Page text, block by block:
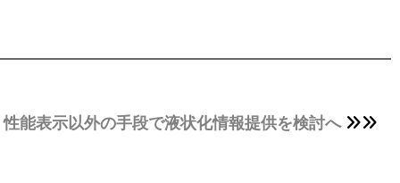
能表示以外の手段で液状化情報提供を検討へ